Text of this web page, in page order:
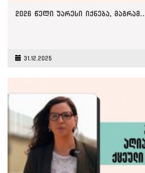
2026 წელი უარესი იქნება, მაგრამ…
31.12.2025